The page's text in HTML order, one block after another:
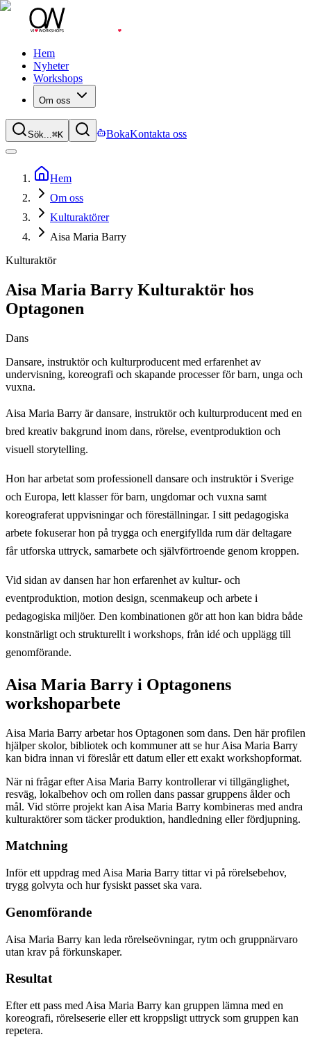
Hem
Nyheter
Workshops
Om oss
Sök...⌘K BokaKontakta oss
Hem
Om oss
Kulturaktörer
Aisa Maria Barry
Kulturaktör
Aisa Maria Barry Kulturaktör hos
Optagonen
Dans
Dansare, instruktör och kulturproducent med erfarenhet av
undervisning, koreografi och skapande processer för barn, unga och
vuxna.
Aisa Maria Barry är dansare, instruktör och kulturproducent med en
bred kreativ bakgrund inom dans, rörelse, eventproduktion och
visuell storytelling.
Hon har arbetat som professionell dansare och instruktör i Sverige
och Europa, lett klasser för barn, ungdomar och vuxna samt
koreograferat uppvisningar och föreställningar. I sitt pedagogiska
arbete fokuserar hon på trygga och energifyllda rum där deltagare
får utforska uttryck, samarbete och självförtroende genom kroppen.
Vid sidan av dansen har hon erfarenhet av kultur- och
eventproduktion, motion design, scenmakeup och arbete i
pedagogiska miljöer. Den kombinationen gör att hon kan bidra både
konstnärligt och strukturellt i workshops, från idé och upplägg till
genomförande.
Aisa Maria Barry i Optagonens
workshoparbete
Aisa Maria Barry arbetar hos Optagonen som dans. Den här profilen
hjälper skolor, bibliotek och kommuner att se hurAisa Maria Barry
kan bidra innan vi föreslår ett datum eller ett exakt workshopformat.
När ni frågar efterAisa Maria Barry kontrollerar vi tillgänglighet,
resväg, lokalbehov och om rollen dans passar gruppens ålder och
mål. Vid större projekt kan Aisa Maria Barry kombineras med andra
kulturaktörer som täcker produktion, handledning eller fördjupning.
Matchning
Inför ett uppdrag med Aisa Maria Barry tittar vi på rörelsebehov,
trygg golvyta och hur fysiskt passet ska vara.
Genomförande
Aisa Maria Barry kan leda rörelseövningar, rytm och gruppnärvaro
utan krav på förkunskaper.
Resultat
Efter ett pass med Aisa Maria Barry kan gruppen lämna med en
koreografi, rörelseserie eller ett kroppsligt uttryck som gruppen kan
repetera.